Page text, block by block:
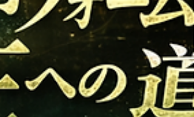
本でここにしかない2つのオリジナルサー
スの目的別究極ガイドを紹介！カテゴリ（
技・サバイバル番組への挑戦、エンターテ
メント・舞台パフォーマンス、ポーツトレ
ニング、プロの指導者育成、フィットネス
定・試験対策、フィットネスジムの差別化
集客、観光プロモーション、展示会・商談
会・店舗イベント、新製品発表会・映画宣